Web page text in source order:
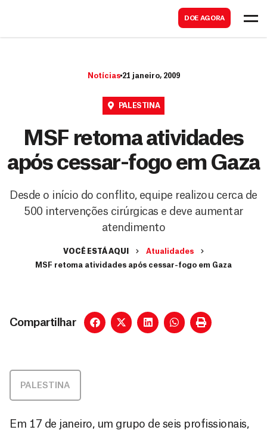
DOE AGORA
r
Notícias 21 janeiro, 2009
PALESTINA
MSF retoma atividades
após cessar-fogo em Gaza
Desde o início do conflito, equipe realizou cerca de
500 intervenções cirúrgicas e deve aumentar
atendimento
VOCÊ ESTÁ AQUI
Atualidades
MSF retoma atividades após cessar-fogo em Gaza
Compartilhar
PALESTINA
Em 17 de janeiro, um grupo de seis profissionais,
a
r